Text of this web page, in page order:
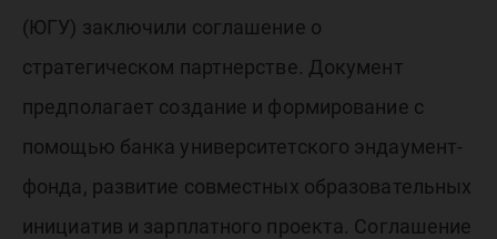
(ЮГУ) заключили соглашение о
стратегическом партнерстве. Документ
предполагает создание и формирование с
помощью банка университетского эндаумент-
фонда, развитие совместных образовательных
инициатив и зарплатного проекта. Соглашение